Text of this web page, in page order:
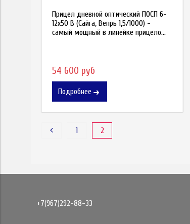
Прицел дневной оптический ПОСП 6-
12x50 В (Сайга, Вепрь 1,5/1000) -
самый мощный в линейке прицело...
54 600 руб
Подробнее
1 2
+7(967)292-88-33